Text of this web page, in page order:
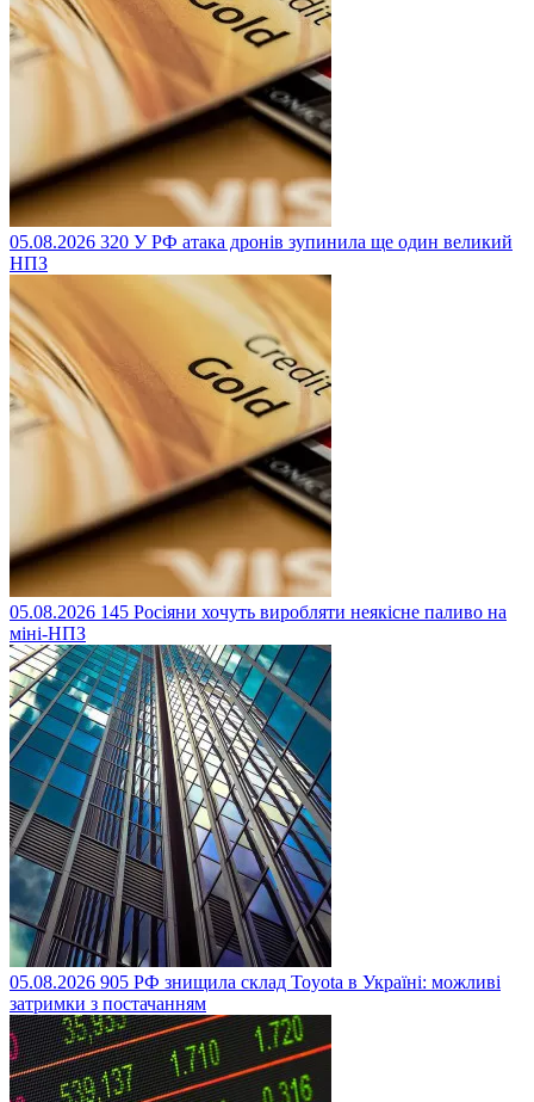
05.08.2026 320 У РФ атака дронів зупинила ще один великий
НПЗ
05.08.2026 145 Росіяни хочуть виробляти неякісне паливо на
міні-НПЗ
05.08.2026 905 РФ знищила склад Toyota в Україні: можливі
затримки з постачанням